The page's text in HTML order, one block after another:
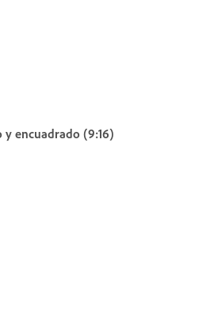
encuadrado (9:16)